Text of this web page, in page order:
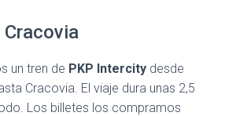
Cracovia
un tren de PKP Intercity desde
Cracovia. El viaje dura unas 2,5
Los billetes los compramos